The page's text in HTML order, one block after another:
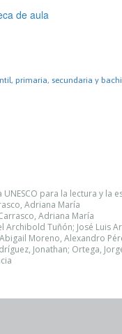
de aula
primaria, secundaria y
para la lectura y la
Adriana María
Adriana María
Archibold Tuñón; José Luis
Moreno, Alexandro
Jonathan; Ortega,